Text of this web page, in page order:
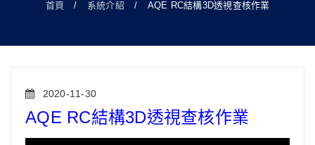
首頁 / 系統介紹 / AQE RC結構3D透視查核作業
2020-11-30
AQE RC結構3D透視查核作業